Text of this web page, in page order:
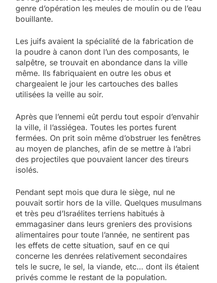
genre d’opération les meules de moulin ou de l’eau
bouillante.
Les juifs avaient la spécialité de la fabrication de
la poudre à canon dont l’un des composants, le
salpêtre, se trouvait en abondance dans la ville
même. Ils fabriquaient en outre les obus et
chargeaient le jour les cartouches des balles
utilisées la veille au soir.
Après que l’ennemi eût perdu tout espoir d’envahir
la ville, il l’assiégea. Toutes les portes furent
fermées. On prit soin même d’obstruer les fenêtres
au moyen de planches, afin de se mettre à l’abri
des projectiles que pouvaient lancer des tireurs
isolés.
Pendant sept mois que dura le siège, nul ne
pouvait sortir hors de la ville. Quelques musulmans
et très peu d’Israélites terriens habitués à
emmagasiner dans leurs greniers des provisions
alimentaires pour toute l’année, ne sentirent pas
les effets de cette situation, sauf en ce qui
concerne les denrées relativement secondaires
tels le sucre, le sel, la viande, etc… dont ils étaient
privés comme le restant de la population.